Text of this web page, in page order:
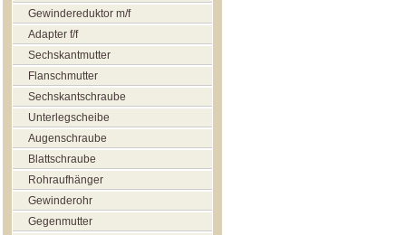
Gewindereduktor m/f
Adapter f/f
Sechskantmutter
Flanschmutter
Sechskantschraube
Unterlegscheibe
Augenschraube
Blattschraube
Rohraufhänger
Gewinderohr
Gegenmutter